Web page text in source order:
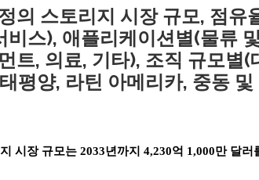
의 스토리지 시장 규모, 점유
비스), 애플리케이션별(물류
트, 의료, 기타), 조직 규모별
평양, 라틴 아메리카, 중동
시장 규모는 2033년까지 4,230억 1,000만 달러